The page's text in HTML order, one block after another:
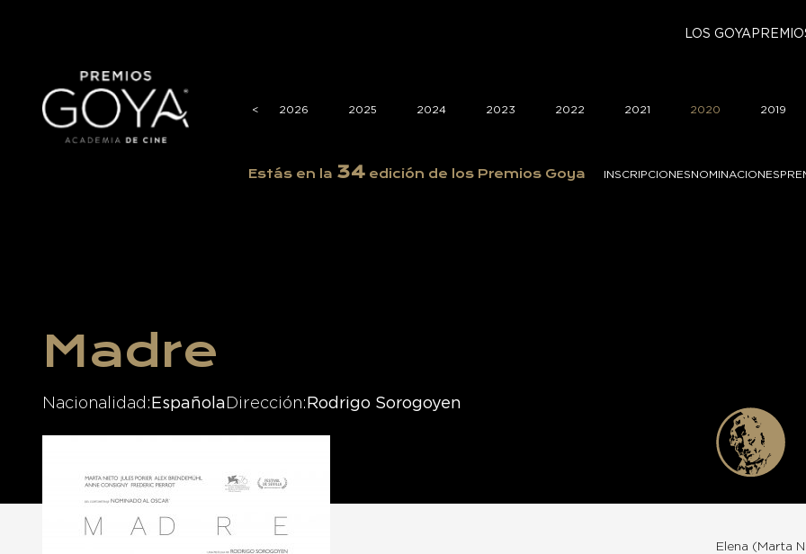
LOS GOYA
<
< 2026 2025 2024 2023 2022 2021 2020 2019
Estás en la 34edición de los Premios Goya INSCRIPCIONESNOMINACIONES
Madre
Nacionalidad Española Dirección Rodrigo Sorogoyen
Elena (Marta